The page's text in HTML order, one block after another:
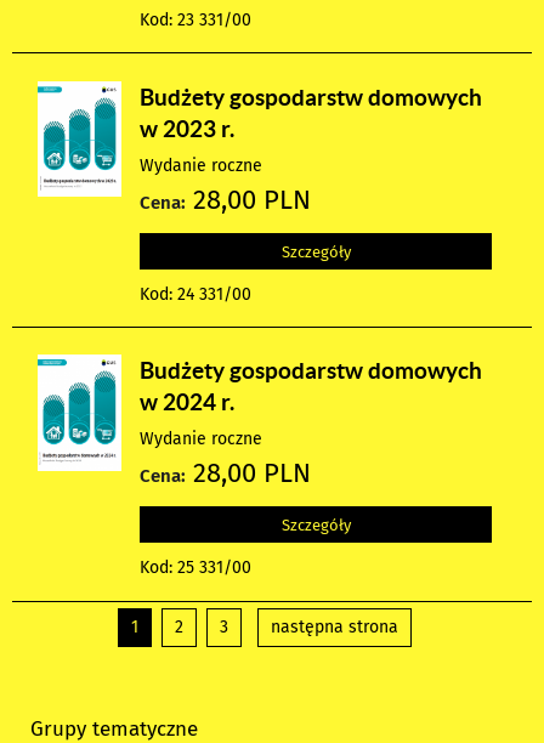
Kod: 23 331/00
Budżety gospodarstw domowych
w 2023 r.
Wydanie roczne
Cena: 28,00 PLN
Szczegóły
Kod: 24 331/00
Budżety gospodarstw domowych
w 2024 r.
Wydanie roczne
Cena: 28,00 PLN
Szczegóły
Kod: 25 331/00
1 2 3 następna strona
Grupy tematyczne